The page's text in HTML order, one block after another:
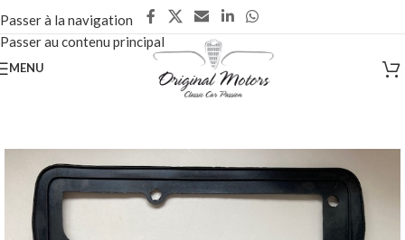
Passer à la navigation
Passer au contenu principal
MENU